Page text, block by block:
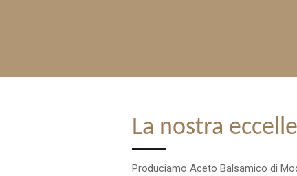
La nostra
Produciamo Aceto Balsamico di